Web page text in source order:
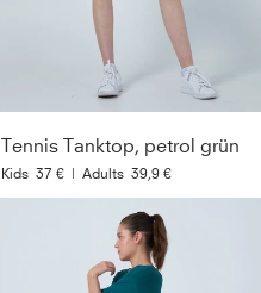
Tennis Tanktop, petrol grün
Kids 37 € | Adults 39,9 €